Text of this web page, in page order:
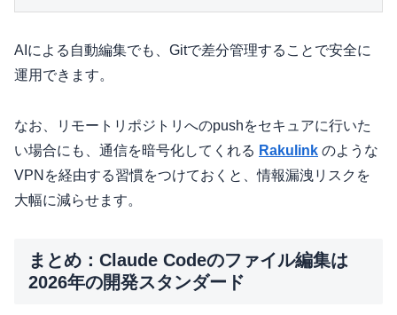
AIによる自動編集でも、Gitで差分管理することで安全に
運用できます。
なお、リモートリポジトリへのpushをセキュアに行いた
い場合にも、通信を暗号化してくれる Rakulink のような
VPNを経由する習慣をつけておくと、情報漏洩リスクを
大幅に減らせます。
まとめ：Claude Codeのファイル編集は
2026年の開発スタンダード